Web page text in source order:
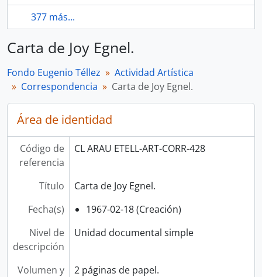
377 más...
Carta de Joy Egnel.
Fondo Eugenio Téllez
Actividad Artística
Correspondencia
Carta de Joy Egnel.
Área de identidad
Código de
referencia
CL ARAU ETELL-ART-CORR-428
Título
Carta de Joy Egnel.
Fecha(s)
1967-02-18 (Creación)
Nivel de
descripción
Unidad documental simple
Volumen y
2 páginas de papel.